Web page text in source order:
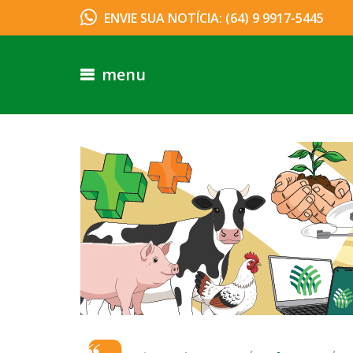
ENVIE SUA NOTÍCIA: (64) 9 9917-5445
menu